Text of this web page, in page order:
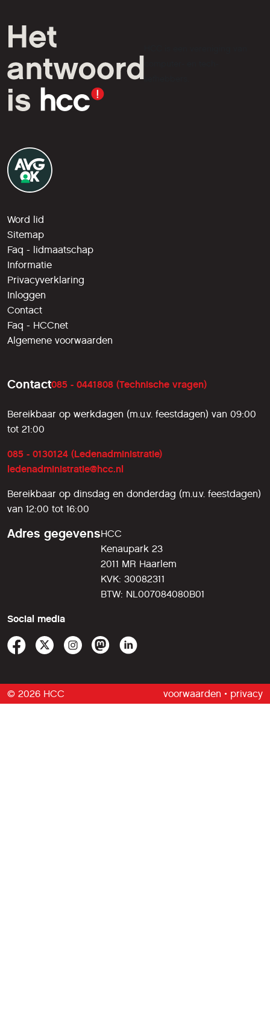
liefhebbers.
Word lid
Sitemap
Faq - lidmaatschap
Informatie
Privacyverklaring
Inloggen
Contact
Faq - HCCnet
Algemene voorwaarden
Contact085 - 0441808 (Technische vragen)
Bereikbaar op werkdagen (m.u.v. feestdagen) van 09:00
tot 21:00
085 - 0130124 (Ledenadministratie)
ledenadministratie@hcc.nl
Bereikbaar op dinsdag en donderdag (m.u.v. feestdagen)
van 12:00 tot 16:00
Adres gegevensHCC
Kenaupark 23
2011 MR Haarlem
KVK: 30082311
BTW: NL007084080B01
Social media
© 2026 HCC voorwaarden • privacy